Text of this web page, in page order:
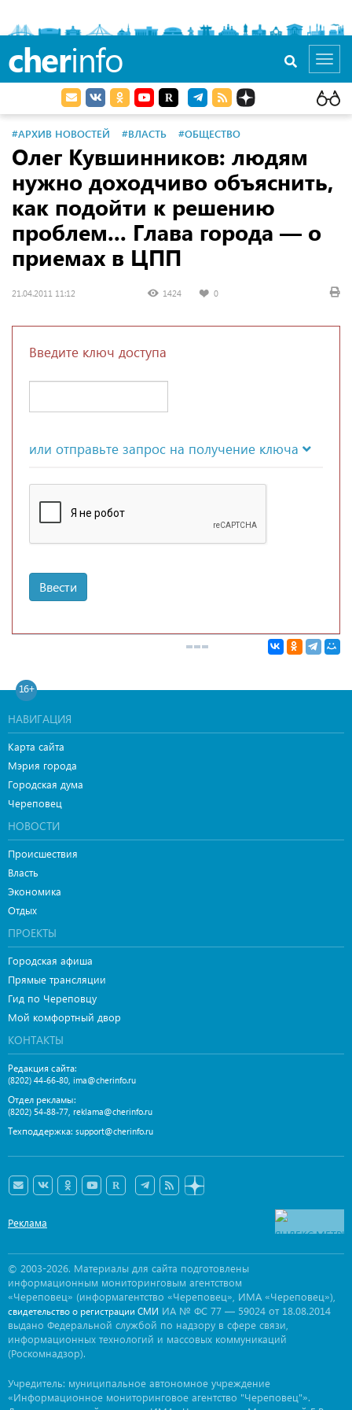
cherinfo
#АРХИВ НОВОСТЕЙ #ВЛАСТЬ #ОБЩЕСТВО
Олег Кувшинников: людям
нужно доходчиво объяснить,
как подойти к решению
проблем... Глава города — о
приемах в ЦПП
21.04.2011 11:12 1424 0
Введите ключ доступа
или отправьте запрос на получение ключа
Ввести
16+
НАВИГАЦИЯ
Карта сайта
Мэрия города
Городская дума
Череповец
НОВОСТИ
Происшествия
Власть
Экономика
Отдых
ПРОЕКТЫ
Городская афиша
Прямые трансляции
Гид по Череповцу
Мой комфортный двор
КОНТАКТЫ
Редакция сайта:
(8202) 44-66-80 ima@cherinfo.ru
Отдел рекламы:
(8202) 54-88-77 reklama@cherinfo.ru
Техподдержка: support@cherinfo.ru
Реклама
© 2003-2026. Материалы для сайта подготовлены
информационным мониторинговым агентством
«Череповец» (информагентство «Череповец», ИМА «Череповец»),
свидетельство о регистрации СМИ ИА № ФС 77 — 59024 от 18.08.2014
выдано Федеральной службой по надзору в сфере связи,
информационных технологий и массовых коммуникаций
(Роскомнадзор).
Учредитель: муниципальное автономное учреждение
«Информационное мониторинговое агентство "Череповец"».